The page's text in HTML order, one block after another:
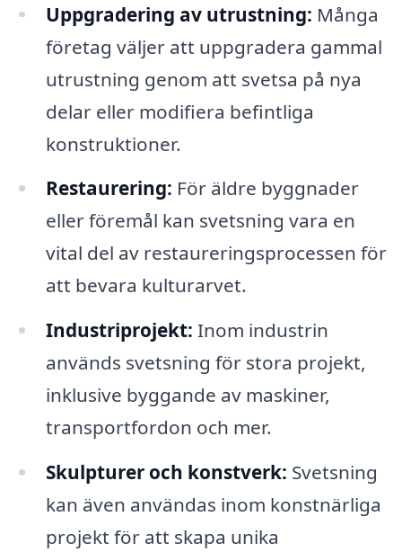
Uppgradering av utrustning: Många
företag väljer att uppgradera gammal
utrustning genom att svetsa på nya
delar eller modifiera befintliga
konstruktioner.
Restaurering: För äldre byggnader
eller föremål kan svetsning vara en
vital del av restaureringsprocessen för
att bevara kulturarvet.
Industriprojekt: Inom industrin
används svetsning för stora projekt,
inklusive byggande av maskiner,
transportfordon och mer.
Skulpturer och konstverk: Svetsning
kan även användas inom konstnärliga
projekt för att skapa unika